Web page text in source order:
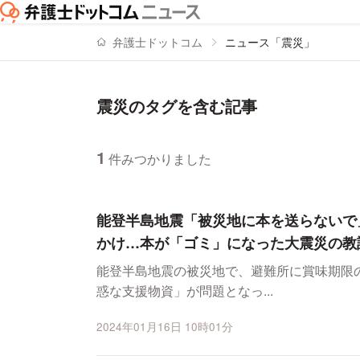
弁護士ドットコム ニュース「震災」
震災のタグを含む記事
1 件みつかりました
能登半島地震「被災地に本を送らない
かけ…本が「ゴミ」になった大震災の
能登半島地震の被災地で、避難所に賞味期
惑な支援物資」が問題となっ...
2024年01月16日 10時01分